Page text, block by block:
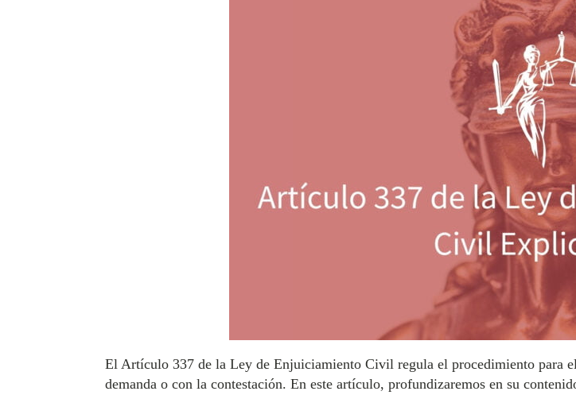
El Artículo 337 de la Ley de Enjuiciamiento Civil regula el procedimiento para
demanda o con la contestación. En este artículo, profundizaremos en su